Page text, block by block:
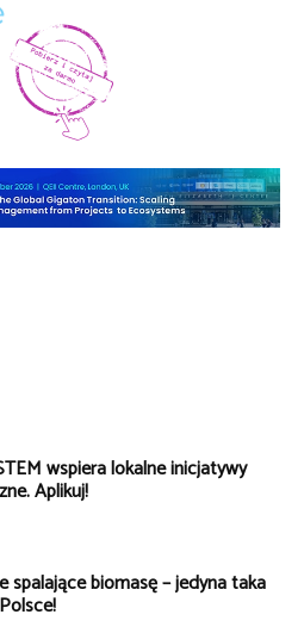
wspiera lokalne inicjatywy
Aplikuj!
spalające biomasę – jedyna taka